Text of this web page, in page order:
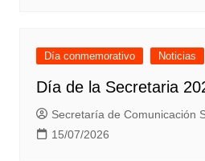
Día conmemorativo Noticias
Día de la Secretaria
Secretaría de Comunicación
15/07/2026